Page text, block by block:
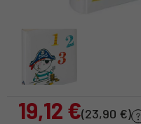
19,12 €(23,90 €)